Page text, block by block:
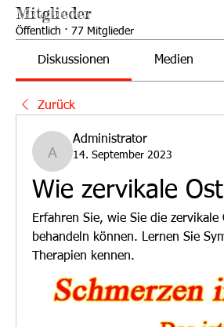
Mitglieder
Öffentlich · 77 Mitglieder
Diskussionen Medien
Zurück
Administrator
Administrator
14. September 2023
Wie zervikale
Erfahren Sie, wie Sie die
behandeln können. Lernen Sie
Therapien kennen.